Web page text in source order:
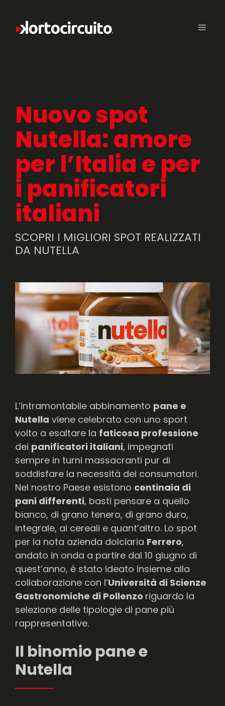
Nuovo spot
Nutella: amore
per l’Italia e per
i panificatori
italiani
SCOPRI I MIGLIORI SPOT REALIZZATI
DA NUTELLA
L’intramontabile abbinamento pane e
Nutella viene celebrato con uno sport
volto a esaltare la faticosa professione
dei panificatori italiani, impegnati
sempre in turni massacranti pur di
soddisfare la necessità dei consumatori.
Nel nostro Paese esistono centinaia di
pani differenti, basti pensare a quello
bianco, di grano tenero, di grano duro,
integrale, ai cereali e quant’altro. Lo spot
per la nota azienda dolciaria Ferrero,
andato in onda a partire dal 10 giugno di
quest’anno, è stato ideato insieme alla
collaborazione con l’Università di Scienze
Gastronomiche di Pollenzo riguardo la
selezione delle tipologie di pane più
rappresentative.
Il binomio pane e
Nutella